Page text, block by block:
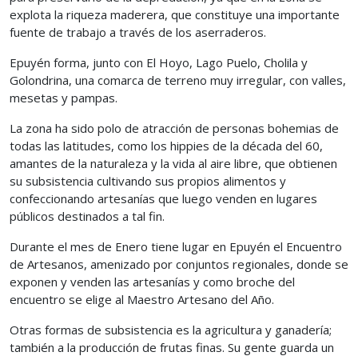
explota la riqueza maderera, que constituye una importante
fuente de trabajo a través de los aserraderos.
Epuyén forma, junto con El Hoyo, Lago Puelo, Cholila y
Golondrina, una comarca de terreno muy irregular, con valles,
mesetas y pampas.
La zona ha sido polo de atracción de personas bohemias de
todas las latitudes, como los hippies de la década del 60,
amantes de la naturaleza y la vida al aire libre, que obtienen
su subsistencia cultivando sus propios alimentos y
confeccionando artesanías que luego venden en lugares
públicos destinados a tal fin.
Durante el mes de Enero tiene lugar en Epuyén el Encuentro
de Artesanos, amenizado por conjuntos regionales, donde se
exponen y venden las artesanías y como broche del
encuentro se elige al Maestro Artesano del Año.
Otras formas de subsistencia es la agricultura y ganadería;
también a la producción de frutas finas. Su gente guarda un